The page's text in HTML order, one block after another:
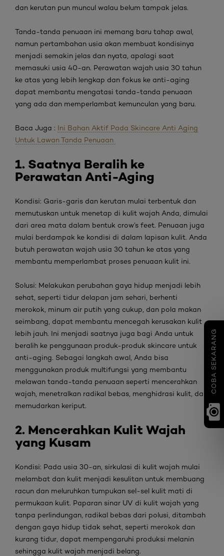
COBA SEKARANG
dan kerutan pun muncul walau belum tampak jelas.
Tanda-tanda penuaan ini memang baru tahap awal,
namun pertambahan usia akan membuat kondisinya
menjadi semakin jelas dan nyata, apalagi saat
memasuki usia 40-an. Perawatan wajah usia 30 tahun
ke atas yang lebih lengkap dan fokus ke anti-aging
dapat membantu mengatasi tanda-tanda penuaan
yang ada dan memperlambat kemunculan yang baru.
Baca Juga : Ini Bahan Aktif Pada Skincare Anti Aging
Untuk Lawan Tanda Penuaan
1. Saatnya Beralih ke
Perawatan Anti-Aging
Kondisi: Garis-garis dan kerutan mulai terbentuk dan
memutuskan untuk menetap di kulit wajah Anda, dimulai
dari area mata dalam bentuk crow’s feet. Penuaan juga
mulai berdampak ke kondisi di dalam lapisan kulit. Anda
butuh perawatan wajah usia 30 tahun ke atas yang
membantu memperlambat proses penuaan kulit ini.
Solusi: Melakukan perubahan gaya hidup menjadi lebih
sehat, seperti tidur delapan jam sehari, berhenti
merokok, minum air putih yang cukup, dan pola makan
seimbang, dapat membantu mencegah kerusakan kulit
lebih jauh. Ini menjadi saatnya juga bagi Anda untuk
beralih ke penggunaan produk-produk skincare untuk
anti-aging. Sebagai langkah awal, Anda bisa
menggunakan produk multifungsi yang membantu
melawan tanda-tanda penuaan seperti mencerahkan
wajah, menetralkan radikal bebas, menghidrasi kulit, dan
memudarkan keriput.
2. Mencerahkan Kulit Wajah
yang Kusam
Kondisi: Pada usia 30-an, sirkulasi di kulit wajah mulai
melambat dan kulit menjadi kesulitan untuk membuang
racun dan meluruhkan tumpukan sel-sel kulit mati di
permukaan kulit. Paparan sinar UV di kulit wajah yang
tanpa perlindungan, radikal bebas dari polusi, ditambah
dengan gaya hidup tidak sehat, seperti merokok dan
kurang tidur, dapat mempengaruhi produksi melanin
sehingga kulit wajah menjadi belang.